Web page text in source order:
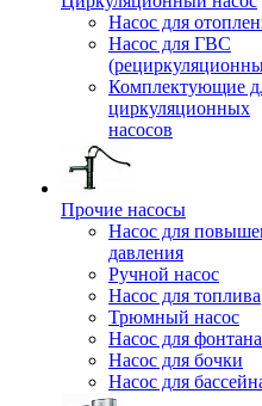
Насос для
Насос для ГВС
Комплектующие
циркуляционных
насосов
Прочие насосы
Насос для
давления
Ручной насос
Насос для топлива
Трюмный насос
Насос для фонтана
Насос для бочки
Насос для